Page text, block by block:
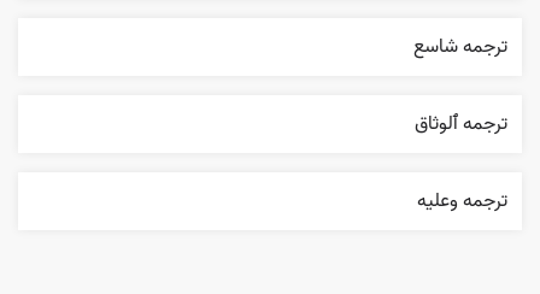
ترجمه شاسع
ترجمه ٱلوثاق
ترجمه وعليه